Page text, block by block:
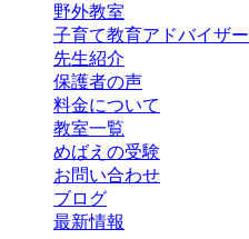
野外教室
子育て教育アドバイザー
先生紹介
保護者の声
料金について
教室一覧
めばえの受験
お問い合わせ
ブログ
最新情報